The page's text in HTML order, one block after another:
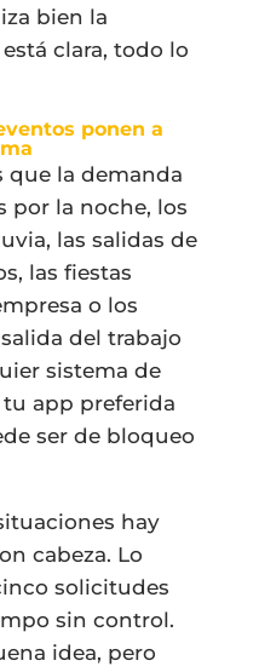
bien la
clara, todo lo
ponen a
que la demanda
por la noche, los
las salidas de
las fiestas
o los
del trabajo
sistema de
app preferida
ser de bloqueo
hay
cabeza. Lo
solicitudes
sin control.
idea, pero